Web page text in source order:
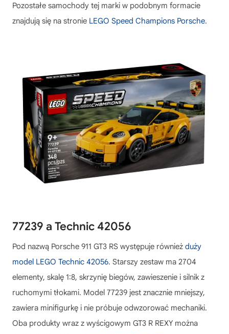
Pozostałe samochody tej marki w podobnym formacie
znajdują się na stronie LEGO Speed Champions Porsche.
77239 a Technic 42056
Pod nazwą Porsche 911 GT3 RS występuje również duży
model LEGO Technic 42056. Starszy zestaw ma 2704
elementy, skalę 1:8, skrzynię biegów, zawieszenie i silnik z
ruchomymi tłokami. Model 77239 jest znacznie mniejszy,
zawiera minifigurkę i nie próbuje odwzorować mechaniki.
Oba produkty wraz z wyścigowym GT3 R REXY można